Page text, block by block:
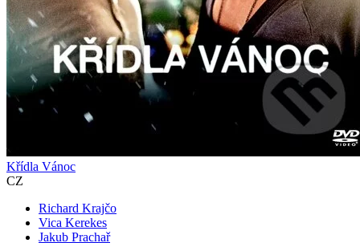
Křídla Vánoc
CZ
Richard Krajčo
Vica Kerekes
Jakub Prachař